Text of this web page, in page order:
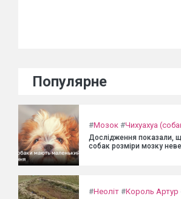
Популярне
#Мозок #Чихуахуа
Дослідження показали,
собак розміри мозку
#Неоліт #Король Артур